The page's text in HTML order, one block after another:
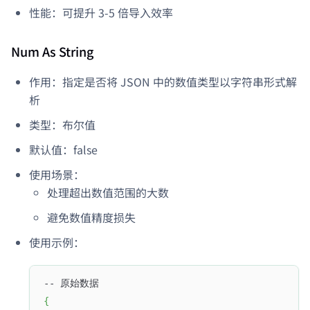
性能：可提升 3-5 倍导入效率
Num As String
作用：指定是否将 JSON 中的数值类型以字符串形式解
析
类型：布尔值
默认值：false
使用场景：
处理超出数值范围的大数
避免数值精度损失
使用示例：
-- 原始数据
{